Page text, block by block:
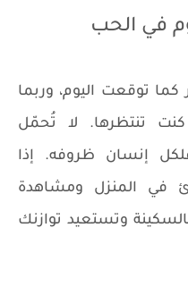
في الحب
توقعت اليوم، وربما
تنتظرها. لا تُحمّل
إنسان ظروفه. إذا
في المنزل ومشاهدة
وتستعيد توازنك